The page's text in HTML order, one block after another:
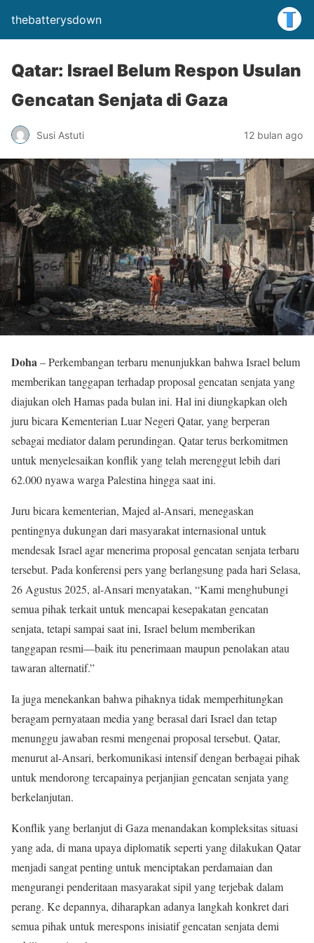
thebatterysdown
Qatar: Israel Belum Respon Usulan
Gencatan Senjata di Gaza
Susi Astuti 12 bulan ago
Doha– Perkembangan terbaru menunjukkan bahwa Israel belum
memberikan tanggapan terhadap proposal gencatan senjata yang
diajukan oleh Hamas pada bulan ini. Hal ini diungkapkan oleh
juru bicara Kementerian Luar Negeri Qatar, yang berperan
sebagai mediator dalam perundingan. Qatar terus berkomitmen
untuk menyelesaikan konflik yang telah merenggut lebih dari
62.000 nyawa warga Palestina hingga saat ini.
Juru bicara kementerian, Majed al-Ansari, menegaskan
pentingnya dukungan dari masyarakat internasional untuk
mendesak Israel agar menerima proposal gencatan senjata terbaru
tersebut. Pada konferensi pers yang berlangsung pada hari Selasa,
26 Agustus 2025, al-Ansari menyatakan, “Kami menghubungi
semua pihak terkait untuk mencapai kesepakatan gencatan
senjata, tetapi sampai saat ini, Israel belum memberikan
tanggapan resmi—baik itu penerimaan maupun penolakan atau
tawaran alternatif.”
Ia juga menekankan bahwa pihaknya tidak memperhitungkan
beragam pernyataan media yang berasal dari Israel dan tetap
menunggu jawaban resmi mengenai proposal tersebut. Qatar,
menurut al-Ansari, berkomunikasi intensif dengan berbagai pihak
untuk mendorong tercapainya perjanjian gencatan senjata yang
berkelanjutan.
Konflik yang berlanjut di Gaza menandakan kompleksitas situasi
yang ada, di mana upaya diplomatik seperti yang dilakukan Qatar
menjadi sangat penting untuk menciptakan perdamaian dan
mengurangi penderitaan masyarakat sipil yang terjebak dalam
perang. Ke depannya, diharapkan adanya langkah konkret dari
semua pihak untuk merespons inisiatif gencatan senjata demi